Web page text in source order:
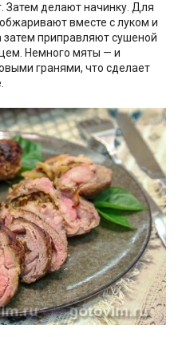
Затем делают начинку. Для
вместе с луком и
затем приправляют сушеной
Немного мяты — и
гранями, что сделает